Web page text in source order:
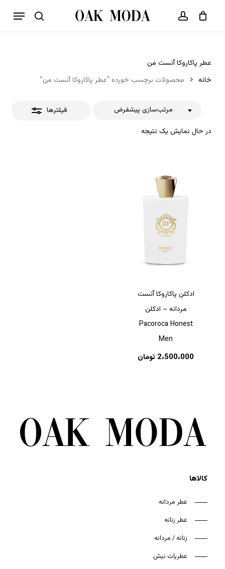
جستجو حساب کاربری
فهرست
سبد خرید بستن
عطر پاکاروکا آنست من
خانه
محصولات برچسب خورده “عطر پاکاروکا آنست من”
فیلترها
در حال نمایش یک نتیجه
مرتب‌سازی پیشفرض
بستن
ادکلن پاکاروکا آنست
مردانه – ادکلن
Pacoroca Honest
Men
2،500،000 تومان
کالاها
عطر مردانه
عطر زنانه
زنانه / مردانه
عطریات نیش